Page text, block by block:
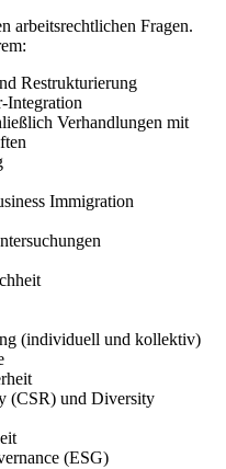
arbeitsrechtlichen Fragen.
Restrukturierung
Integration
Verhandlungen mit
Immigration
(individuell und kollektiv)
(CSR) und Diversity
(ESG)